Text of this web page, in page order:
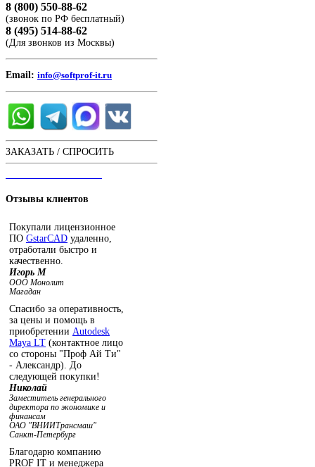
8 (800) 550-88-62
(звонок по РФ бесплатный)
8 (495) 514-88-62
(Для звонков из Москвы)
Email: info@softprof-it.ru
ЗАКАЗАТЬ / СПРОСИТЬ
Отзывы клиентов
Покупали лицензионное
ПО GstarCAD удаленно,
отработали быстро и
качественно.
Игорь М
ООО Монолит
Магадан
Спасибо за оперативность,
за цены и помощь в
приобретении Autodesk
Maya LT (контактное лицо
со стороны "Проф Ай Ти"
- Александр). До
следующей покупки!
Николай
Заместитель генерального
директора по экономике и
финансам
ОАО "ВНИИТрансмаш"
Санкт-Петербург
Благодарю компанию
PROF IT и менеджера